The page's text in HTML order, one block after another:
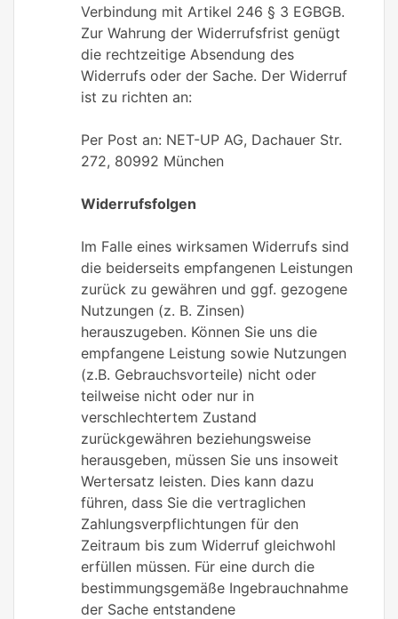
Verbindung mit Artikel 246 § 3 EGBGB.
Zur Wahrung der Widerrufsfrist genügt
die rechtzeitige Absendung des
Widerrufs oder der Sache. Der Widerruf
ist zu richten an:
Per Post an: NET-UP AG, Dachauer Str.
272, 80992 München
Widerrufsfolgen
Im Falle eines wirksamen Widerrufs sind
die beiderseits empfangenen Leistungen
zurück zu gewähren und ggf. gezogene
Nutzungen (z. B. Zinsen)
herauszugeben. Können Sie uns die
empfangene Leistung sowie Nutzungen
(z.B. Gebrauchsvorteile) nicht oder
teilweise nicht oder nur in
verschlechtertem Zustand
zurückgewähren beziehungsweise
herausgeben, müssen Sie uns insoweit
Wertersatz leisten. Dies kann dazu
führen, dass Sie die vertraglichen
Zahlungsverpflichtungen für den
Zeitraum bis zum Widerruf gleichwohl
erfüllen müssen. Für eine durch die
bestimmungsgemäße Ingebrauchnahme
der Sache entstandene